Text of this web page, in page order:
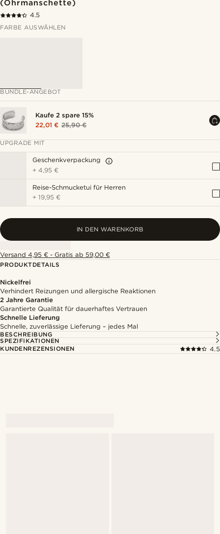
(Ohrmanschette)
4.5
FARBE AUSWÄHLEN
BUNDLE-ANGEBOT
Kaufe 2 spare 15%
22,01 € 25,90 €
UPGRADE MIT
Geschenkverpackung
+4,95 €
Reise-Schmucketui für Herren
+19,95 €
IN DEN WARENKORB
Versand 4,95 € - Gratis ab 59,00 €
PRODUKTDETAILS
Nickelfrei
Verhindert Reizungen und allergische Reaktionen
2 Jahre Garantie
Garantierte Qualität für dauerhaftes Vertrauen
Schnelle Lieferung
Schnelle, zuverlässige Lieferung – jedes Mal
BESCHREIBUNG
SPEZIFIKATIONEN
KUNDENREZENSIONEN
4.5